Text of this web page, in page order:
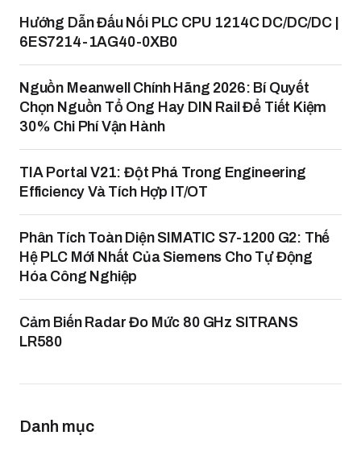
Hướng Dẫn Đấu Nối PLC CPU 1214C DC/DC/DC |
6ES7214-1AG40-0XB0
Nguồn Meanwell Chính Hãng 2026: Bí Quyết
Chọn Nguồn Tổ Ong Hay DIN Rail Để Tiết Kiệm
30% Chi Phí Vận Hành
TIA Portal V21: Đột Phá Trong Engineering
Efficiency Và Tích Hợp IT/OT
Phân Tích Toàn Diện SIMATIC S7-1200 G2: Thế
Hệ PLC Mới Nhất Của Siemens Cho Tự Động
Hóa Công Nghiệp
Cảm Biến Radar Đo Mức 80 GHz SITRANS
LR580
Danh mục